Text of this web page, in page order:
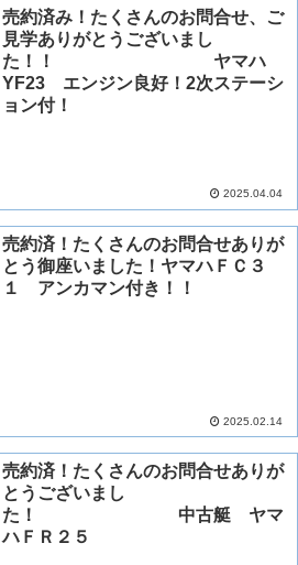
売約済み！たくさんのお問合せ、ご
見学ありがとうございまし
た！！ ヤマハ
YF23 エンジン良好！2次ステーシ
ョン付！
2025.04.04
売約済！たくさんのお問合せありが
とう御座いました！ヤマハＦＣ３
１ アンカマン付き！！
2025.02.14
売約済！たくさんのお問合せありが
とうございまし
た！ 中古艇 ヤマ
ハＦＲ２５